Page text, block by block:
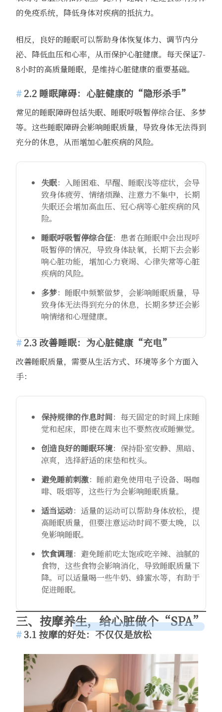
的免疫系统，降低身体对疾病的抵抗力。
相反，良好的睡眠可以帮助身体恢复体力、调节内分
泌、降低血压和心率，从而保护心脏健康。每天保证7-
8小时的高质量睡眠，是维持心脏健康的重要基础。
2.2 睡眠障碍：心脏健康的“隐形杀手”
常见的睡眠障碍包括失眠、睡眠呼吸暂停综合征、多梦
等。这些睡眠障碍会影响睡眠质量，导致身体无法得到
充分的休息，从而增加心脏疾病的风险。
失眠：入睡困难、早醒、睡眠浅等症状，会导
致身体疲劳、情绪烦躁、注意力不集中，长期
失眠还会增加高血压、冠心病等心脏疾病的风
险。
睡眠呼吸暂停综合征：患者在睡眠中会出现呼
吸暂停的情况，导致身体缺氧，长期下去会影
响心脏功能，增加心力衰竭、心律失常等心脏
疾病的风险。
多梦：睡眠中频繁做梦，会影响睡眠质量，导
致身体无法得到充分的休息，长期多梦还会影
响情绪和心理健康。
2.3 改善睡眠：为心脏健康“充电”
改善睡眠质量，需要从生活方式、环境等多个方面入
手：
保持规律的作息时间：每天固定的时间上床睡
觉和起床，即使在周末也不要熬夜或睡懒觉。
创造良好的睡眠环境：保持卧室安静、黑暗、
凉爽，选择舒适的床垫和枕头。
避免睡前刺激：睡前避免使用电子设备、喝咖
啡、吸烟等，这些行为会影响睡眠质量。
适当运动：适量的运动可以帮助身体放松，提
高睡眠质量，但要注意运动时间不要太晚，以
免影响睡眠。
饮食调理：避免睡前吃太饱或吃辛辣、油腻的
食物，这些食物会影响消化，导致睡眠质量下
降。可以适量喝一些牛奶、蜂蜜水等，有助于
促进睡眠。
三、按摩养生，给心脏做个“SPA”
3.1 按摩的好处：不仅仅是放松